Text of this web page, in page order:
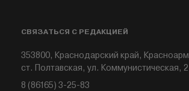
СВЯЗАТЬСЯ С РЕДАКЦИЕЙ
353800, Краснодарский край,
ст. Полтавская, ул. Коммунистическая,
8 (86165) 3-25-83